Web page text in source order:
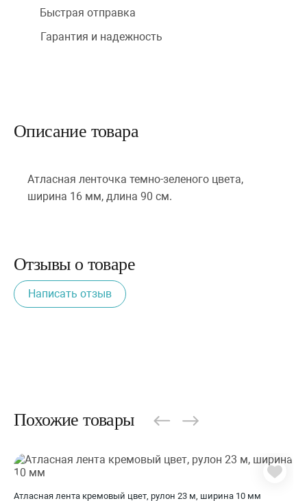
Быстрая отправка
Гарантия и надежность
Описание товара
Атласная ленточка темно-зеленого цвета,
ширина 16 мм, длина 90 см.
Отзывы о товаре
Написать отзыв
Похожие товары
Атласная лента кремовый цвет, рулон 23 м, ширина 10 мм